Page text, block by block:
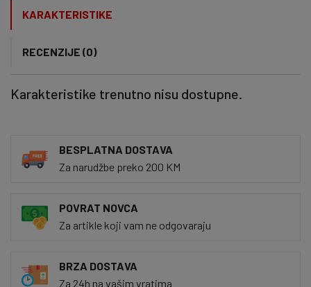
KARAKTERISTIKE
RECENZIJE (0)
Karakteristike trenutno nisu dostupne.
BESPLATNA DOSTAVA
Za narudžbe preko 200 KM
POVRAT NOVCA
Za artikle koji vam ne odgovaraju
BRZA DOSTAVA
Za 24h na vašim vratima